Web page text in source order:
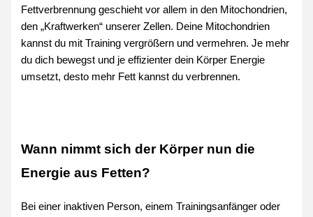
Fettverbrennung geschieht vor allem in den Mitochondrien,
den „Kraftwerken“ unserer Zellen. Deine Mitochondrien
kannst du mit Training vergrößern und vermehren. Je mehr
du dich bewegst und je effizienter dein Körper Energie
umsetzt, desto mehr Fett kannst du verbrennen.
Wann nimmt sich der Körper nun die
Energie aus Fetten?
Bei einer inaktiven Person, einem Trainingsanfänger oder